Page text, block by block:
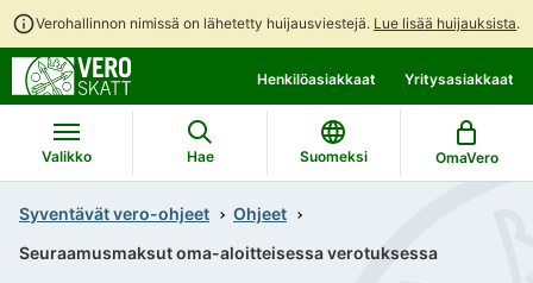
Verohallinnon nimissä on lähetetty huijausviestejä. Lue lisää huijauksista.
suoraan
sisältöön
koko
sivuston
hakuun
Henkilöasiakkaat Yritysasiakkaat
Valikko Hae Suomeksi OmaVero
Syventävät vero-ohjeet
Ohjeet
Seuraamusmaksut oma-aloitteisessa verotuksessa